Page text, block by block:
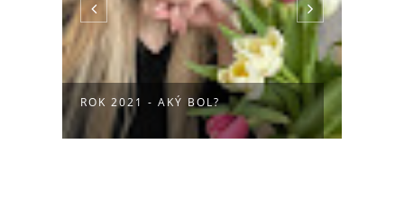
ROK 2021 - AKÝ BOL?